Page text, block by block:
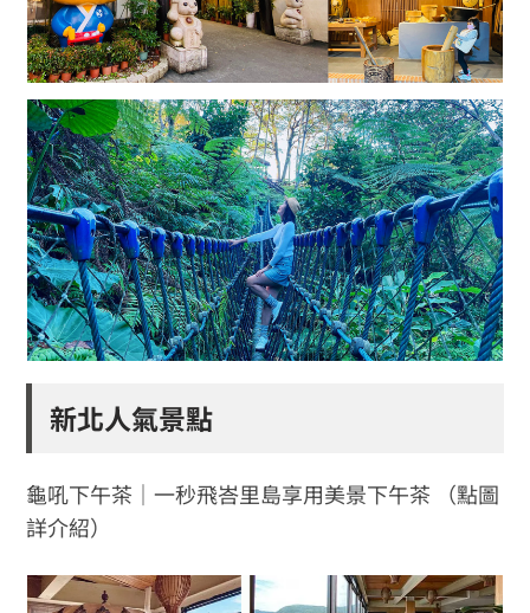
新北人氣景點
龜吼下午茶｜一秒飛峇里島享用美景下午茶 （點圖
詳介紹）